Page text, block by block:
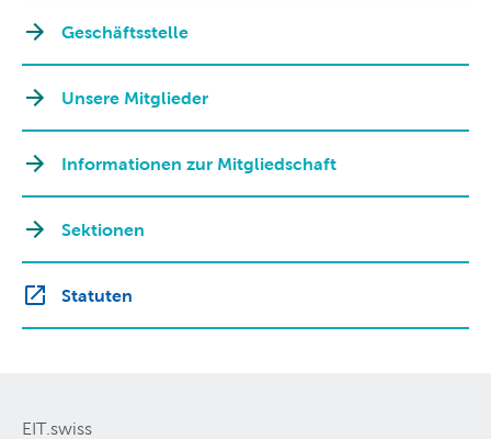
Geschäftsstelle
Unsere Mitglieder
Informationen zur Mitgliedschaft
Sektionen
Statuten
EIT.swiss